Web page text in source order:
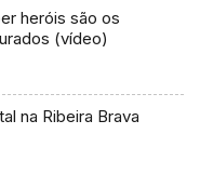
heróis são os
(vídeo)
na Ribeira Brava